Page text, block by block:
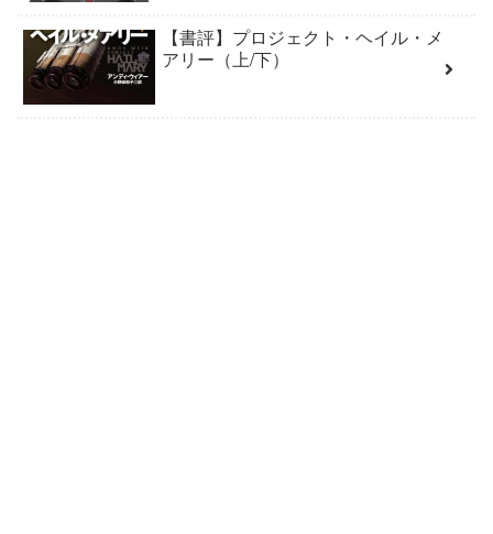
【書評】プロジェクト・ヘイル・メ
アリー（上/下）